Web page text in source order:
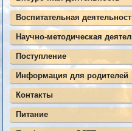
Воспитательная
Научно-методическая
Поступление
Информация для родителей
Контакты
Питание